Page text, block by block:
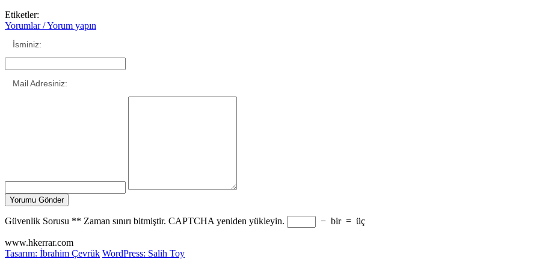
Etiketler:
Yorumlar / Yorum yapın
İsminiz:
Mail Adresiniz:
Güvenlik Sorusu ** Zaman sınırı bitmiştir. CAPTCHA yeniden yükleyin. − bir = üç
www.hkerrar.com
Tasarım: İbrahim Çevrük WordPress: Salih Toy